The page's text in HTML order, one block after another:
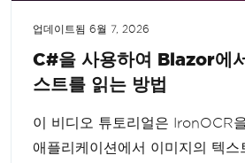
업데이트됨 6월 7, 2026
C#을 사용하여 Blazor에
스트를 읽는 방법
이 비디오 튜토리얼은 IronOCR
애플리케이션에서 이미지의 텍스